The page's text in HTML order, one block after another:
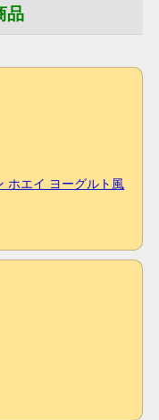
品
ホエイ ヨーグルト風